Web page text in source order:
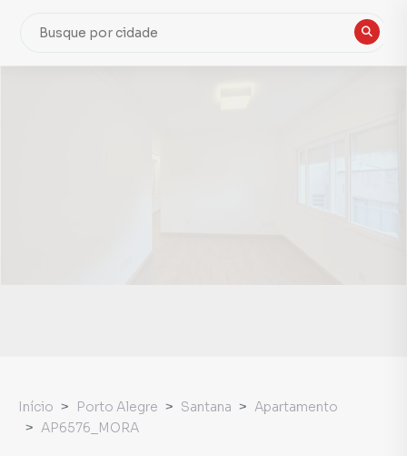
Início Porto Alegre Santana
Apartamento
AP6576_MORA